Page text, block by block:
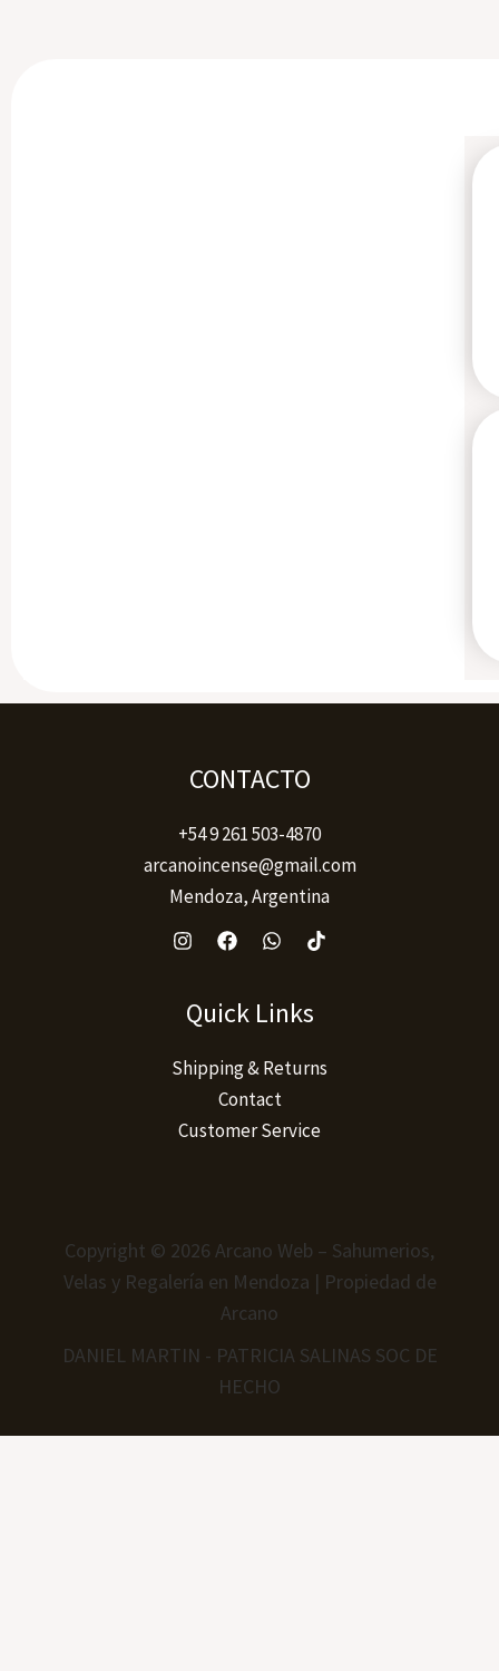
CONTACTO
+54 9 261 503-4870
arcanoincense@gmail.com
Mendoza, Argentina
Quick Links
Shipping & Returns
Contact
Customer Service
Copyright © 2026 Arcano Web – Sahumerios,
Velas y Regalería en Mendoza | Propiedad de
Arcano
DANIEL MARTIN - PATRICIA SALINAS SOC DE
HECHO